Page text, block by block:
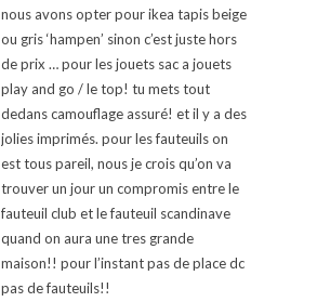
nous avons opter pour ikea tapis beige
ou gris ‘hampen’ sinon c’est juste hors
de prix … pour les jouets sac a jouets
play and go / le top! tu mets tout
dedans camouflage assuré! et il y a des
jolies imprimés. pour les fauteuils on
est tous pareil, nous je crois qu’on va
trouver un jour un compromis entre le
fauteuil club et le fauteuil scandinave
quand on aura une tres grande
maison!! pour l’instant pas de place dc
pas de fauteuils!!